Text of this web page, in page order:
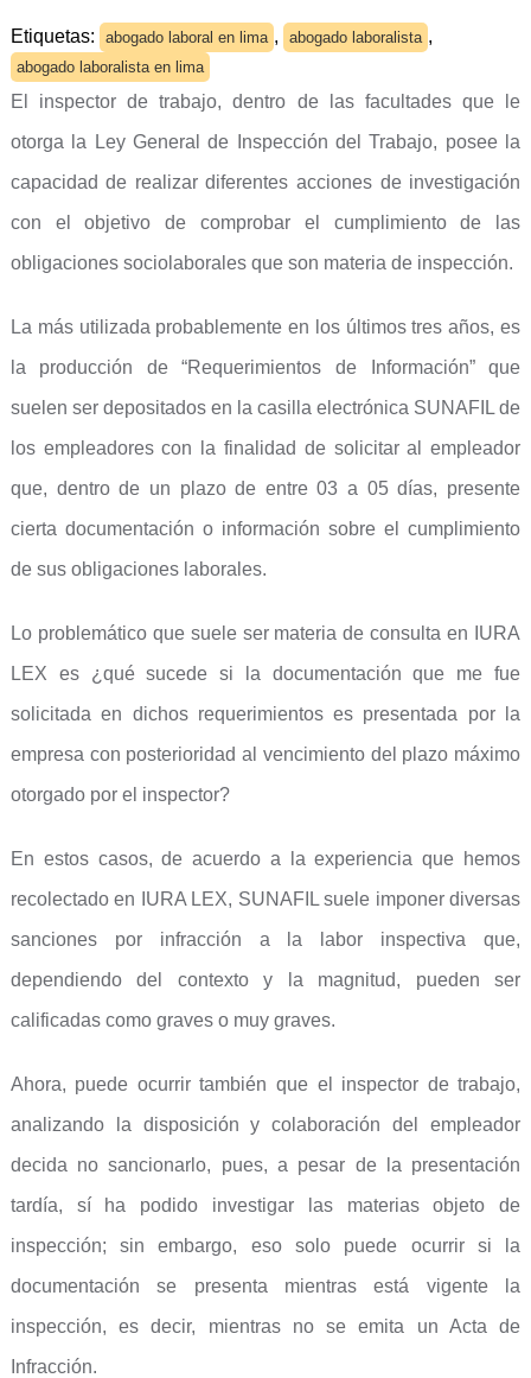
Etiquetas: abogado laboral en lima , abogado laboralista ,
abogado laboralista en lima
El inspector de trabajo, dentro de las facultades que le
otorga la Ley General de Inspección del Trabajo, posee la
capacidad de realizar diferentes acciones de investigación
con el objetivo de comprobar el cumplimiento de las
obligaciones sociolaborales que son materia de inspección.
La más utilizada probablemente en los últimos tres años, es
la producción de “Requerimientos de Información” que
suelen ser depositados en la casilla electrónica SUNAFIL de
los empleadores con la finalidad de solicitar al empleador
que, dentro de un plazo de entre 03 a 05 días, presente
cierta documentación o información sobre el cumplimiento
de sus obligaciones laborales.
Lo problemático que suele ser materia de consulta en IURA
LEX es ¿qué sucede si la documentación que me fue
solicitada en dichos requerimientos es presentada por la
empresa con posterioridad al vencimiento del plazo máximo
otorgado por el inspector?
En estos casos, de acuerdo a la experiencia que hemos
recolectado en IURA LEX, SUNAFIL suele imponer diversas
sanciones por infracción a la labor inspectiva que,
dependiendo del contexto y la magnitud, pueden ser
calificadas como graves o muy graves.
Ahora, puede ocurrir también que el inspector de trabajo,
analizando la disposición y colaboración del empleador
decida no sancionarlo, pues, a pesar de la presentación
tardía, sí ha podido investigar las materias objeto de
inspección; sin embargo, eso solo puede ocurrir si la
documentación se presenta mientras está vigente la
inspección, es decir, mientras no se emita un Acta de
Infracción.